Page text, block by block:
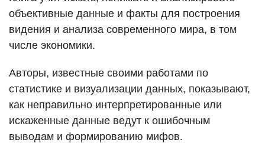
объективные данные и факты для построения
видения и анализа современного мира, в том
числе экономики.
Авторы, известные своими работами по
статистике и визуализации данных, показывают,
как неправильно интерпретированные или
искаженные данные ведут к ошибочным
выводам и формированию мифов.